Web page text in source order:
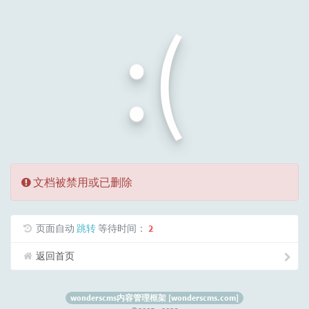
:(
文档被禁用或已删除
页面自动 跳转等待时间： 2
返回首页
wonderscms内容管理框架 [wonderscms.com]